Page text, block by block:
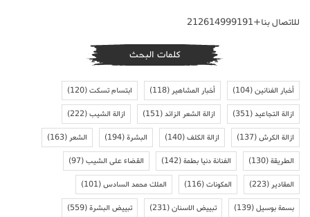
للاتصال بنا+212614999191
كلمات البحث
أخبار الفنانين(104) أخبار المشاهير(118) ابتسام تسكت(120)
ازالة التجاعيد(351) ازالة الشعر الزائد(151) ازالة الشيب(222)
ازالة الكرش(137) ازالة الكلف(140) البشرة(194) الشعر(163)
الطريقة(130) الفنانة دنيا بطمة(142) القضاء على الشيب(97)
المقادير(223) المكونات(116) الملك محمد السادس(101)
بسمة بوسيل(139) تبييض الاسنان(231) تبييض البشرة(559)